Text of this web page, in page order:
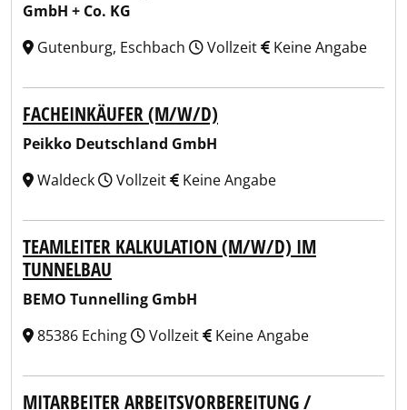
GmbH + Co. KG
Gutenburg, Eschbach
Vollzeit Keine Angabe
FACHEINKÄUFER (M/W/D)
Peikko Deutschland GmbH
Waldeck
Vollzeit Keine Angabe
TEAMLEITER KALKULATION (M/W/D) IM
TUNNELBAU
BEMO Tunnelling GmbH
85386 Eching
Vollzeit Keine Angabe
MITARBEITER ARBEITSVORBEREITUNG /